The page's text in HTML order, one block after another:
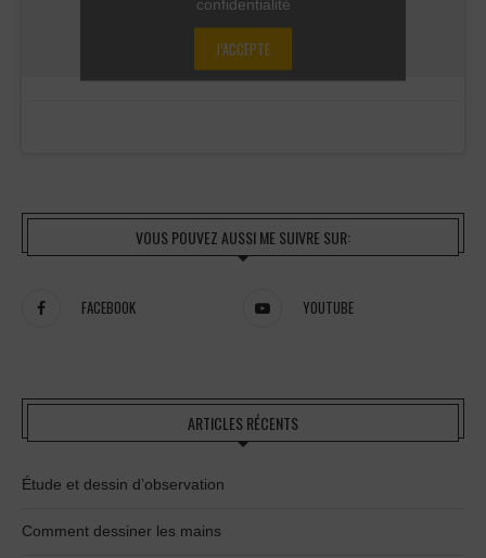
confidentialité
J’ACCEPTE
VOUS POUVEZ AUSSI ME SUIVRE SUR:
FACEBOOK YOUTUBE
ARTICLES RÉCENTS
Étude et dessin d’observation
Comment dessiner les mains